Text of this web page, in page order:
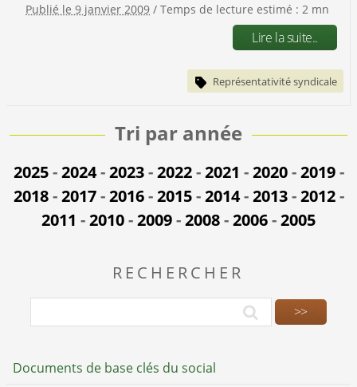
Publié le 9 janvier 2009 / Temps de lecture estimé : 2 mn
Lire la suite..
Représentativité syndicale
Tri par année
2025-2024-2023-2022-2021 -2020-2019-
2018-2017-2016-2015-2014-2013-2012-
2011 -2010-2009-2008-2006-2005
RECHERCHER
Documents de base clés du social